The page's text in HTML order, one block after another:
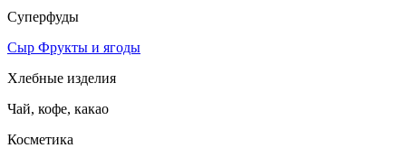
Суперфуды
Сыр Фрукты и ягоды
Хлебные изделия
Чай, кофе, какао
Косметика